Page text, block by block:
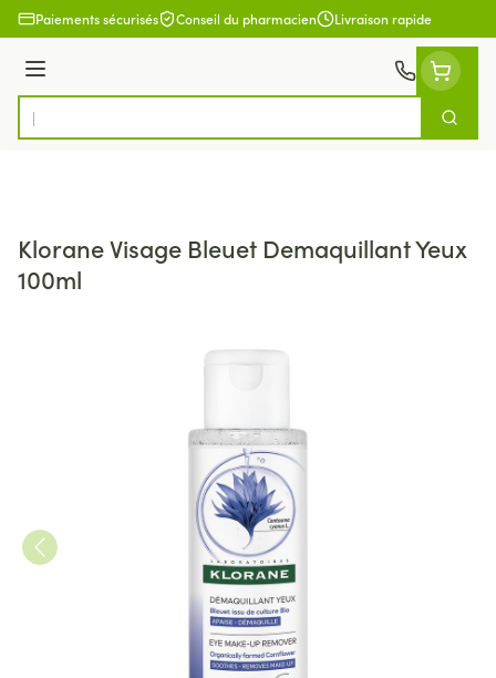
Aller au contenu
Paiements sécurisés Conseil du pharmacien Livraison rapide
Menu
Rechercher
Klorane Visage Bleuet Demaquillant Yeux
100ml